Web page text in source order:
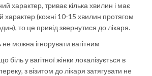
характер, триває кілька хвилин і має
характер (кожні 10-15 хвилин протягом
то це привід звернутися до лікаря.
не можна ігнорувати вагітним
біль у вагітної жінки локалізується в
з візитом до лікаря затягувати не